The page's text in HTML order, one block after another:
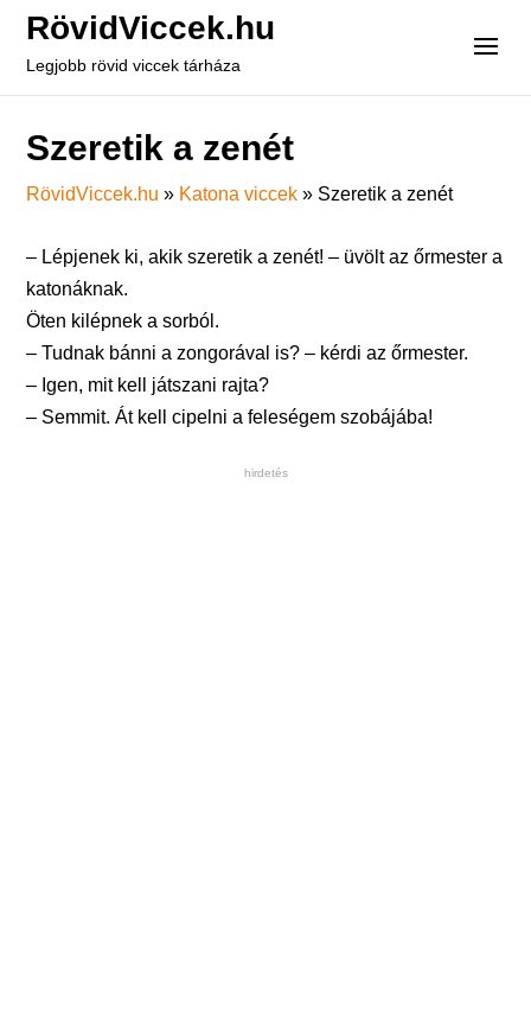
RövidViccek.hu
Legjobb rövid viccek tárháza
Szeretik a zenét
RövidViccek.hu » Katona viccek » Szeretik a zenét
– Lépjenek ki, akik szeretik a zenét! – üvölt az őrmester a
katonáknak.
Öten kilépnek a sorból.
– Tudnak bánni a zongorával is? – kérdi az őrmester.
– Igen, mit kell játszani rajta?
– Semmit. Át kell cipelni a feleségem szobájába!
hirdetés